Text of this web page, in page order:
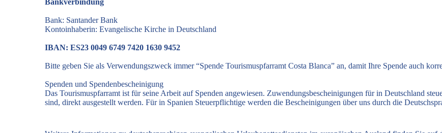
Bank: Santander Bank
Kontoinhaberin: Evangelische Kirche in Deutschland
IBAN: ES23 0049 6749 7420 1630 9452
Bitte geben Sie als Verwendungszweck immer “Spende Tourismuspfarramt Costa Blanca” an, damit Ihre Spende auch
Spenden und Spendenbescheinigung
Das Tourismuspfarramt ist für seine Arbeit auf Spenden angewiesen. Zuwendungsbescheinigungen für in Deutschland
sind, direkt ausgestellt werden. Für in Spanien Steuerpflichtige werden die Bescheinigungen über uns durch die